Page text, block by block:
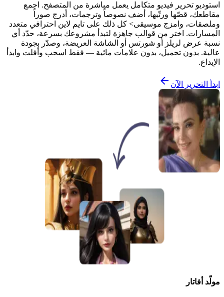
استوديو تحرير فيديو متكامل يعمل مباشرة من المتصفح. اجمع
مقاطعك، قصّها ورتّبها، أضف نصوصاً وترجمات، أدرج صوراً
وملصقات، وامزج موسيقى> كل ذلك على تايم لاين احترافي متعدد
المسارات. اختر من قوالب جاهزة لتبدأ مشروعك بسرعة، حدّد أي
نسبة عرض لريلز أو شورتس أو الشاشة العريضة، وصدّر بجودة
عالية. بدون تحميل، بدون علامات مائية — فقط اسحب وأفلت وابدأ
الإبداع.
ابدأ التحرير الآن
مولّد أفاتار